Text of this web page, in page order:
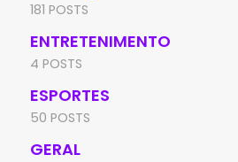
181 POSTS
ENTRETENIMENTO
4 POSTS
ESPORTES
50 POSTS
GERAL